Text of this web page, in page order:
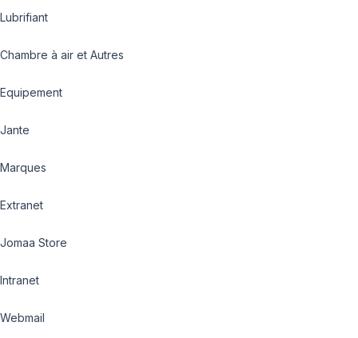
Lubrifiant
Chambre à air et Autres
Equipement
Jante
Marques
Extranet
Jomaa Store
Intranet
Webmail